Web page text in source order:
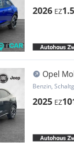
2026 EZ
Opel
Benzin,
2025 EZ